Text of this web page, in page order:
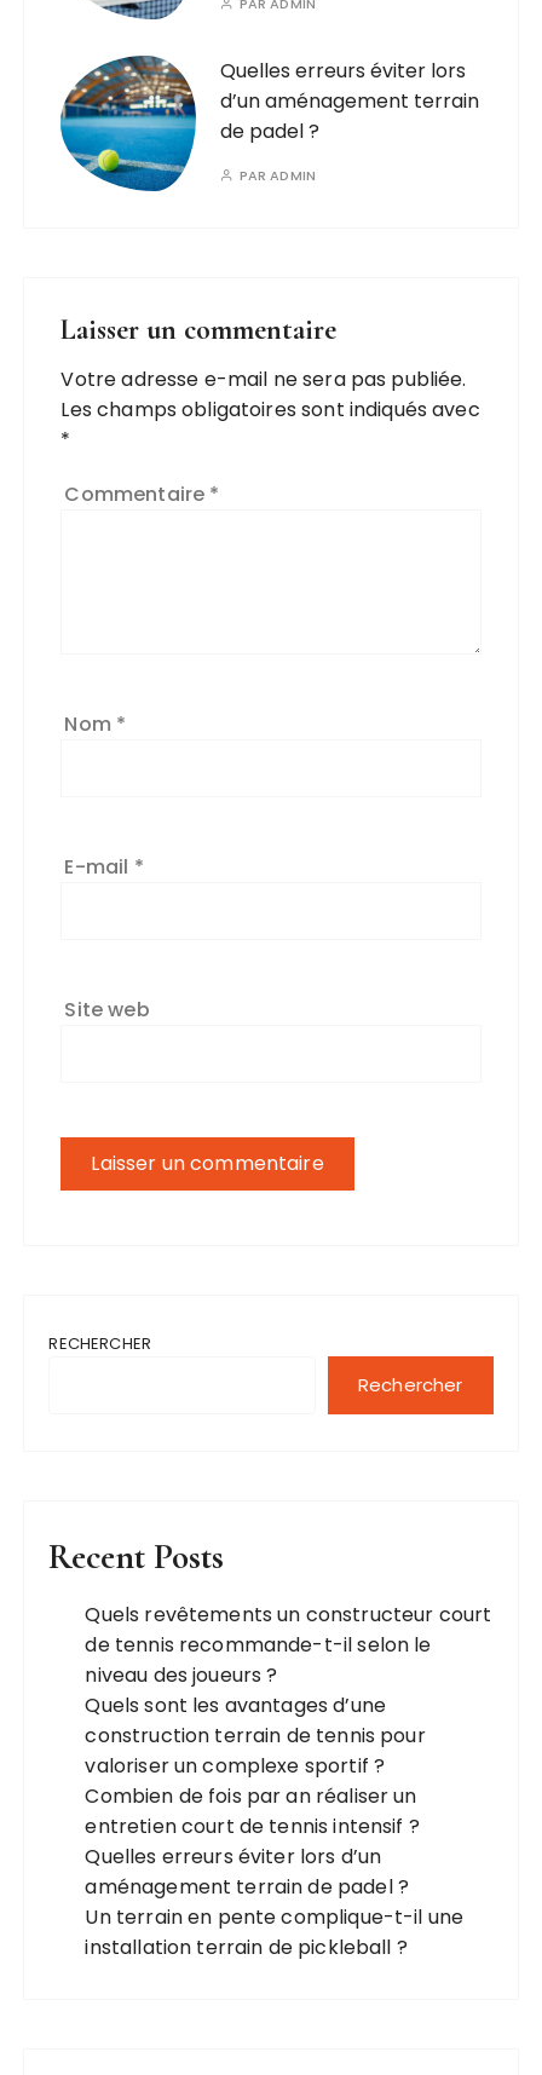
Quelles erreurs éviter lors
d’un aménagement terrain
de padel ?
PARADMIN
Laisser un commentaire
Votre adresse e-mail ne sera pas publiée.
Les champs obligatoires sont indiqués avec
*
Commentaire *
Nom *
E-mail *
Site web
RECHERCHER
Rechercher
Recent Posts
Quels revêtements un constructeur court
de tennis recommande-t-il selon le
niveau des joueurs ?
Quels sont les avantages d’une
construction terrain de tennis pour
valoriser un complexe sportif ?
Combien de fois par an réaliser un
entretien court de tennis intensif ?
Quelles erreurs éviter lors d’un
aménagement terrain de padel ?
Un terrain en pente complique-t-il une
installation terrain de pickleball ?